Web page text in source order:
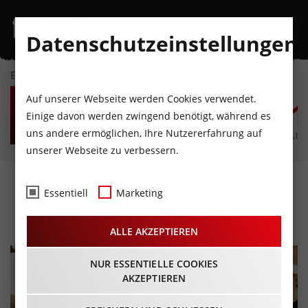
EVENTKALENDER
SA
8
AUGUST
SO
9
AUGUST
MO
10
AUGUST
DI
11
AUGUST
MI
12
AUGUST
Familienkonzert
25.05.2024 - Beginn 15:00 Uhr
Datenschutzeinstellungen
Auf unserer Webseite werden Cookies verwendet.
Einige davon werden zwingend benötigt, während es
uns andere ermöglichen, Ihre Nutzererfahrung auf
unserer Webseite zu verbessern.
Essentiell Marketing
ALLE AKZEPTIEREN
NUR ESSENTIELLE COOKIES
AKZEPTIEREN